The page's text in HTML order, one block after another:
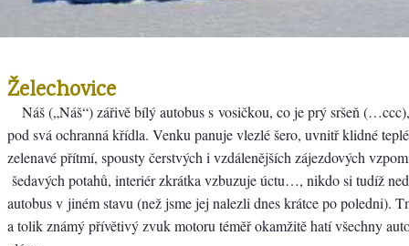
Želechovice
Náš („Náš“) zářivě bílý autobus s vosičkou, co je prý sršeň
pod svá ochranná křídla. Venku panuje vlezlé šero, uvnitř klidné
zelenavé přítmí, spousty čerstvých i vzdálenějších zájezdových
šedavých potahů, interiér zkrátka vzbuzuje úctu…, nikdo si tudíž
autobus v jiném stavu (než jsme jej nalezli dnes krátce po poledni).
a tolik známý přívětivý zvuk motoru téměř okamžitě hatí všechny